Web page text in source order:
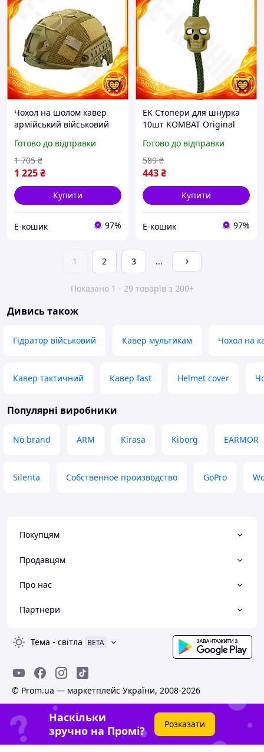
Чохол на шолом кавер
армійський військовий
шолом KOMBAT UK kb-
tfhc-coy койот EK-77
Готово до відправки
1 225₴
1 705 ₴
Купити
Е-кошик 97%
EK Стопери для шнурка
10шт KOMBAT Original
та спорядження
фіксатори для моту
HFX17_E
Готово до відправки
443₴
589 ₴
Купити
Е-кошик 97%
1 2 3 ...
Показано 1 - 29 товарів з 200+
Дивись також
Гідратор військовий Кавер мультикам Чохол на
Кавер тактичний Кавер fast Helmet cover
Популярні виробники
No brand ARM Kirasa Kiborg EARMOR
Silenta Собственное производство GoPro
Покупцям
Продавцям
Про нас
Партнери
Тема - світла BETA
© Prom.ua — маркетплейс України, 2008-2026
Наскільки
зручно на Промі?
Розказати